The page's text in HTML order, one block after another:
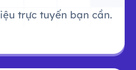
trực tuyến bạn cần.